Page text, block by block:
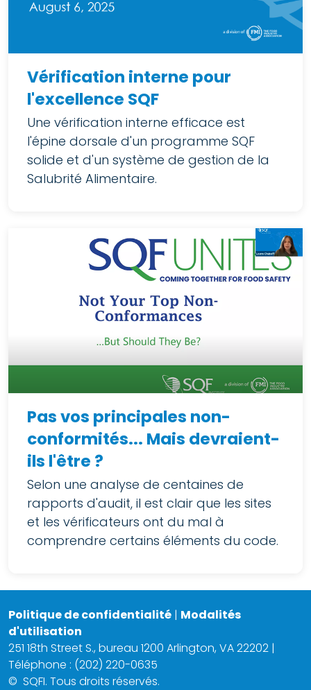
Vérification interne pour
l'excellence SQF
Une vérification interne efficace est
l'épine dorsale d'un programme SQF
solide et d'un système de gestion de la
Salubrité Alimentaire.
Pas vos principales non-
conformités... Mais devraient-
ils l'être ?
Selon une analyse de centaines de
rapports d'audit, il est clair que les sites
et les vérificateurs ont du mal à
comprendre certains éléments du code.
Politique de confidentialité | Modalités
d'utilisation
251 18th Street S., bureau 1200 Arlington, VA 22202 |
Téléphone : (202) 220-0635
© SQFI. Tous droits réservés.